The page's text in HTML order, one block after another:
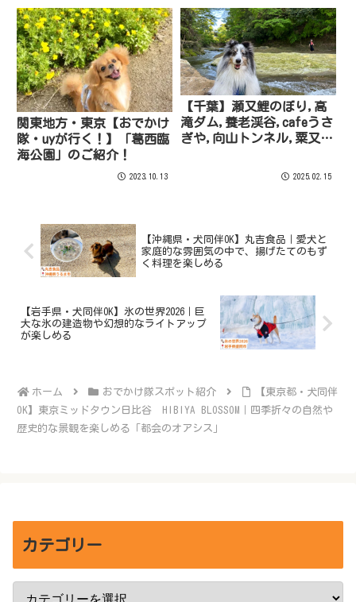
関東地方・東京【おでかけ
隊・uyが行く！】「葛西臨
海公園」のご紹介！
2023.10.13
【千葉】瀬又鯉のぼり,高
滝ダム,養老渓谷,cafeうさ
ぎや,向山トンネル,粟又の
2025.02.15
【沖縄県・犬同伴OK】丸吉食品｜愛犬と
家庭的な雰囲気の中で、揚げたてのもず
く料理を楽しめる
【岩手県・犬同伴OK】氷の世界2026｜巨
大な氷の建造物や幻想的なライトアップ
が楽しめる
ホーム おでかけ隊スポット紹介
【東京都・犬同伴
OK】東京ミッドタウン日比谷 HIBIYA BLOSSOM｜四季折々の自然や
歴史的な景観を楽しめる「都会のオアシス」
カテゴリー